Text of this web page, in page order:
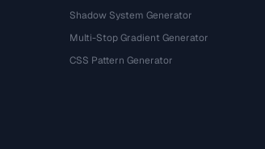
Shadow System Generator
Multi-Stop Gradient Generator
CSS Pattern Generator